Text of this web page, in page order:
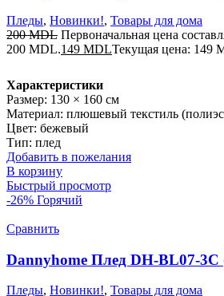
Пледы, Новинки!, Товары для дома
200MDL Первоначальная цена
200 MDL.149 MDLТекущая цена: 149
Характеристики
Размер: 130 × 160 см
Материал: плюшевый текстиль
Цвет: бежевый
Тип: плед
Добавить в пожелания
В корзину
Быстрый просмотр
-26% Горячий
Сравнить
Dannyhome Плед DH-BL07-3C
Пледы, Новинки!, Товары для дома